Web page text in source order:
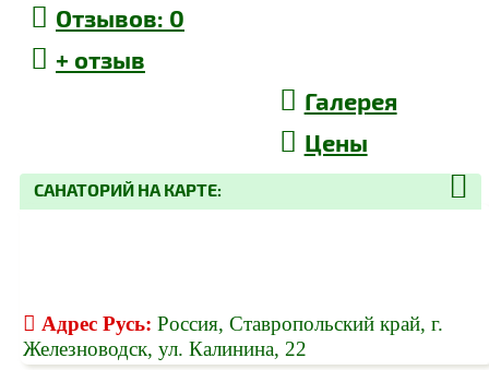
Отзывов: 0
+ отзыв
Галерея
Цены
САНАТОРИЙ НА КАРТЕ:
Адрес Русь: Россия, Ставропольский край, г.
Железноводск, ул. Калинина, 22